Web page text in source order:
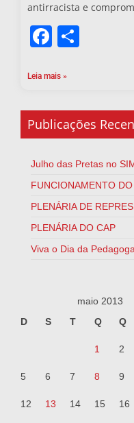
antirracista e
Leia mais »
Publicações
Julho das Pretas no
FUNCIONAMENTO
PLENÁRIA DE
PLENÁRIA DO CAP
Viva o Dia da
maio 2013
D
S T Q Q
1 2
5 6 7 8 9
12 13 14 15 16